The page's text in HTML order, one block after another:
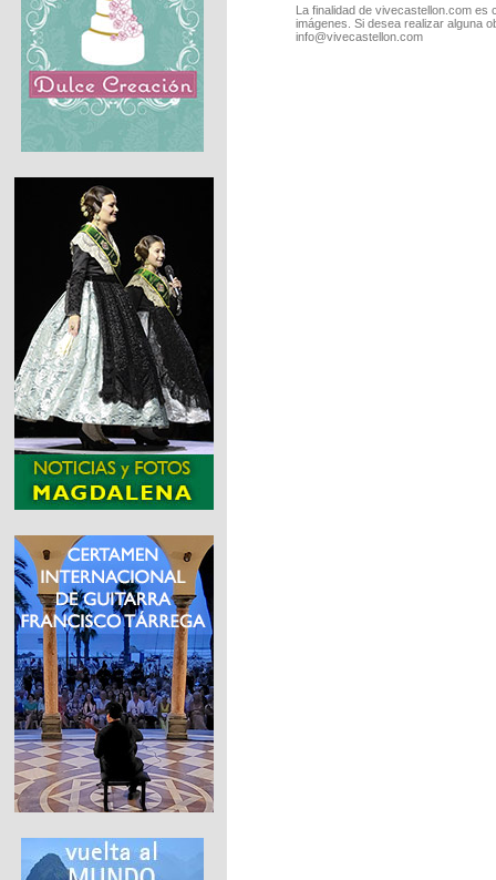
La finalidad de vivecastellon.com
imágenes. Si desea realizar alguna
info@vivecastellon.com